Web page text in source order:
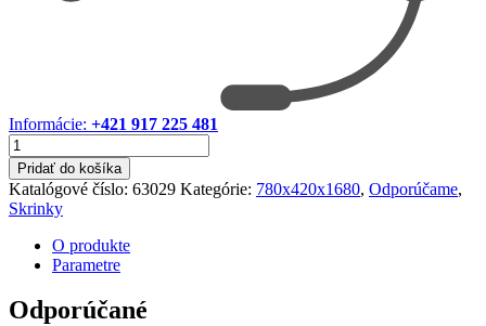
Informácie: +421 917 225 481
množstvo
Skrinka
780x420x1680
Pridať do košíka
Katalógové číslo: 63029 Kategórie: 780x420x1680, Odporúčame,
Skrinky
O produkte
Parametre
Odporúčané